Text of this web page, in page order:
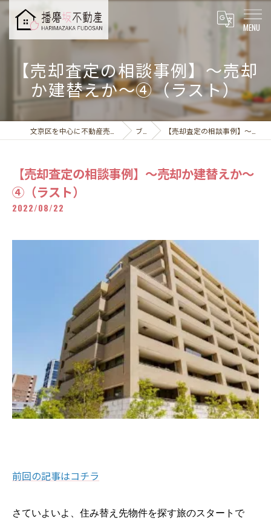
【売却査定の相談事例】～売却
か建替えか～④（ラスト）
ブログ 【売却査定の相談事例】～売却か建替えか～④（ラスト）
【売却査定の相談事例】～売却か建替えか～
④（ラスト）
2022/08/22
前回の記事はコチラ
さていよいよ、住み替え先物件を探す旅のスタートで